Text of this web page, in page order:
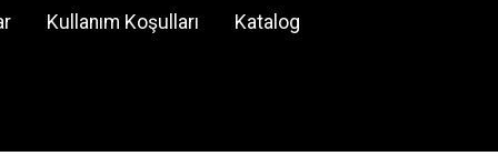
Kullanım Koşulları Katalog